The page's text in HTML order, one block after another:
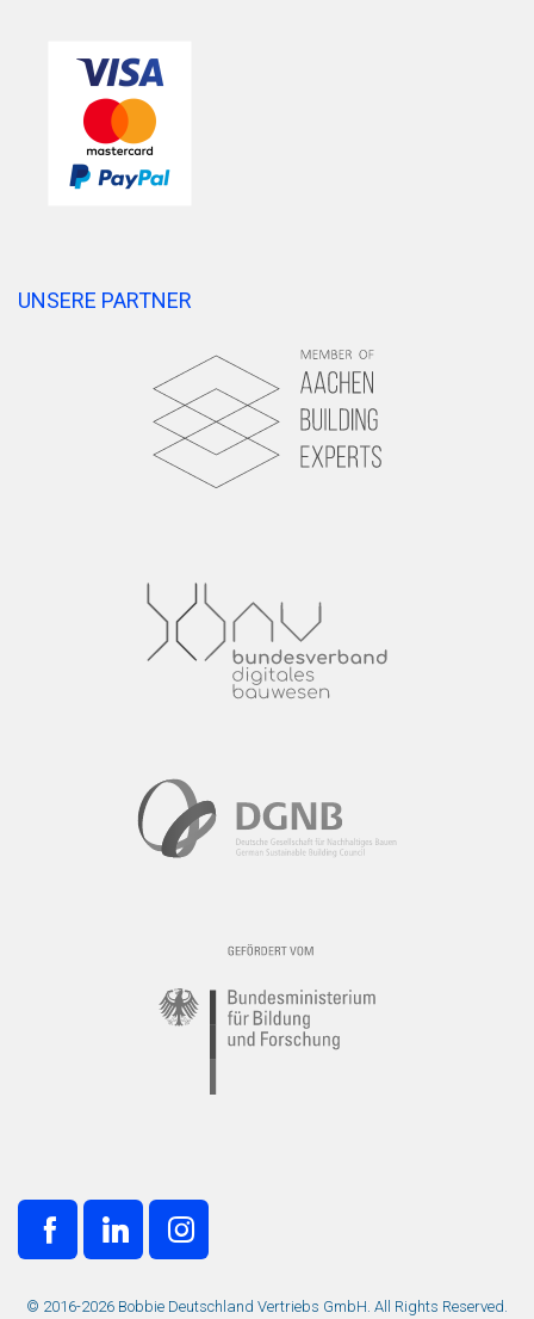
UNSERE PARTNER
© 2016-2026 Bobbie Deutschland Vertriebs GmbH. All Rights Reserved.